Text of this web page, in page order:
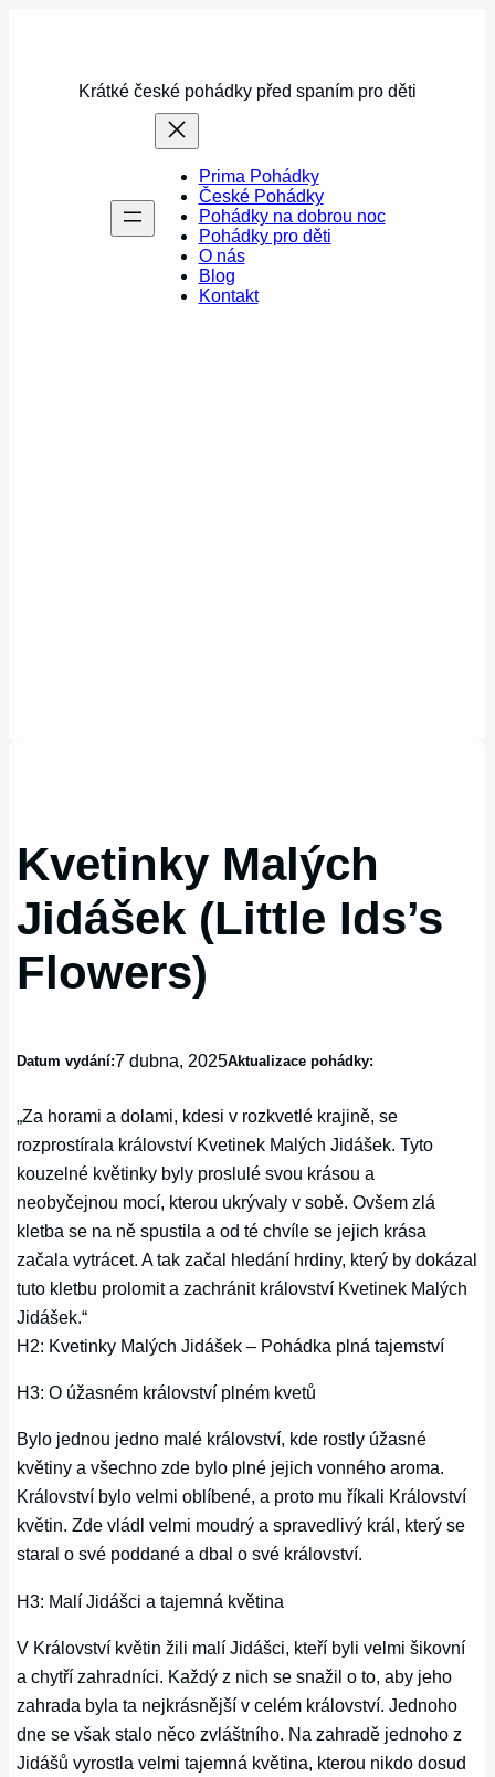
Krátké české pohádky před spaním pro děti
Prima Pohádky
České Pohádky
Pohádky na dobrou noc
Pohádky pro děti
O nás
Blog
Kontakt
Kvetinky Malých
Jidášek (Little Ids’s
Flowers)
Datum vydání:7 dubna, 2025Aktualizace pohádky:
„Za horami a dolami, kdesi v rozkvetlé krajině, se
rozprostírala království Kvetinek Malých Jidášek. Tyto
kouzelné květinky byly proslulé svou krásou a
neobyčejnou mocí, kterou ukrývaly v sobě. Ovšem zlá
kletba se na ně spustila a od té chvíle se jejich krása
začala vytrácet. A tak začal hledání hrdiny, který by dokázal
tuto kletbu prolomit a zachránit království Kvetinek Malých
Jidášek.“
H2: Kvetinky Malých Jidášek – Pohádka plná tajemství
H3: O úžasném království plném kvetů
Bylo jednou jedno malé království, kde rostly úžasné
květiny a všechno zde bylo plné jejich vonného aroma.
Království bylo velmi oblíbené, a proto mu říkali Království
květin. Zde vládl velmi moudrý a spravedlivý král, který se
staral o své poddané a dbal o své království.
H3: Malí Jidášci a tajemná květina
V Království květin žili malí Jidášci, kteří byli velmi šikovní
a chytří zahradníci. Každý z nich se snažil o to, aby jeho
zahrada byla ta nejkrásnější v celém království. Jednoho
dne se však stalo něco zvláštního. Na zahradě jednoho z
Jidášů vyrostla velmi tajemná květina, kterou nikdo dosud